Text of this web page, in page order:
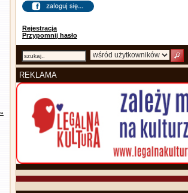
Rejestracja
Przypomnij hasło
REKLAMA